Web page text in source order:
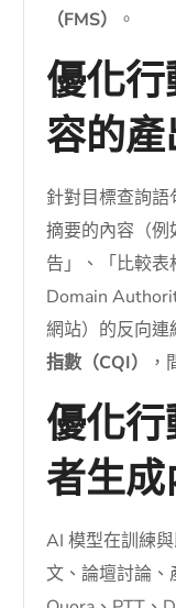
（FMS）
。
優化
容的
針對目標查詢
摘要的內容（
告」、「比較
Domain
網站）的反向
指數（CQI）
優化
者生成
AI 模型在訓練
文、論壇討論、